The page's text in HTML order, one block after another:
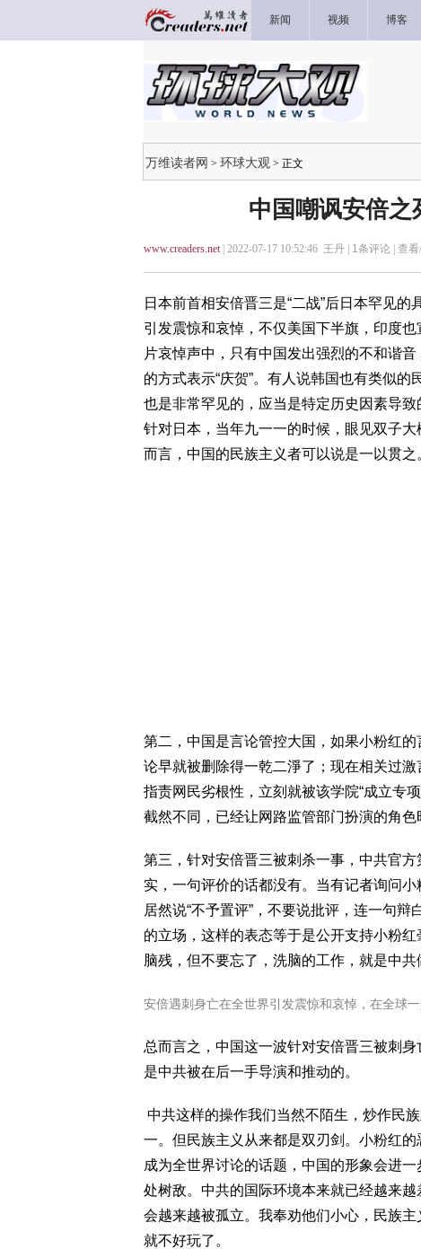
新闻 视频 博客
万维读者网 > 环球大观 > 正文
中国嘲讽安倍之
www.creaders.net| 2022-07-17 10:52:46 王丹 | 1条评论 | 查看
日本前首相安倍晋三是“二战”后日本罕见
引发震惊和哀悼，不仅美国下半旗，印度
片哀悼声中，只有中国发出强烈的不和谐
的方式表示“庆贺”。有人说韩国也有类似
也是非常罕见的，应当是特定历史因素导
针对日本，当年九一一的时候，眼见双子
而言，中国的民族主义者可以说是一以贯之
第二，中国是言论管控大国，如果小粉红
论早就被删除得一乾二淨了；现在相关过
指责网民劣根性，立刻就被该学院“成立专
截然不同，已经让网路监管部门扮演的角色
第三，针对安倍晋三被刺杀一事，中共官
实，一句评价的话都没有。当有记者询问
居然说“不予置评”，不要说批评，连一句
的立场，这样的表态等于是公开支持小粉
脑残，但不要忘了，洗脑的工作，就是中共
安倍遇刺身亡在全世界引发震惊和哀悼，在全球
总而言之，中国这一波针对安倍晋三被刺
是中共被在后一手导演和推动的。
中共这样的操作我们当然不陌生，炒作民
一。但民族主义从来都是双刃剑。小粉红
成为全世界讨论的话题，中国的形象会进
处树敌。中共的国际环境本来就已经越来
会越来越被孤立。我奉劝他们小心，民族
就不好玩了。